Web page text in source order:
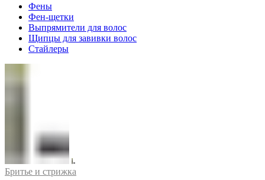
Фены
Фен-щетки
Выпрямители для волос
Щипцы для завивки волос
Стайлеры
Бритье и стрижка